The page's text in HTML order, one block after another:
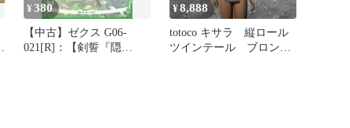
¥380
【中古】ゼクス G06-
021[R]：【剣誓『隠
¥8,888
totoco キサラ 縦ロール
ツインテール ブロン